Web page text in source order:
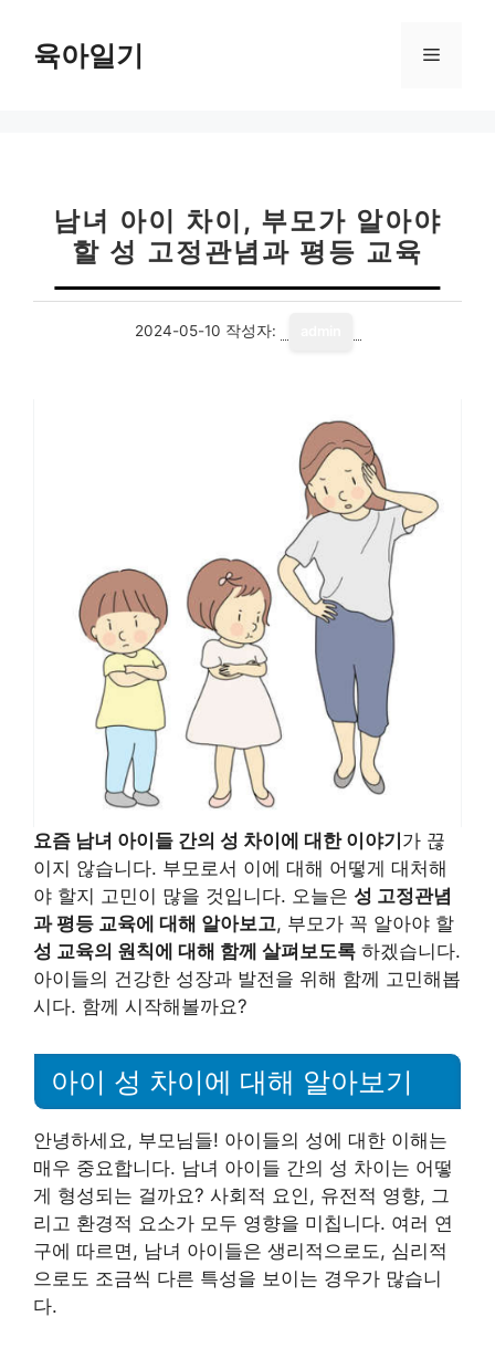
육아일기 메
남녀 아이 차이, 부모가 알아야
할 성 고정관념과 평등 교육
2024-05-10 작성자:
요즘 남녀 아이들 간의 성 차이에 대한 이야기 가 끊
이지 않습니다. 부모로서 이에 대해 어떻게 대처해
야 할지 고민이 많을 것입니다. 오늘은 성 고정관념
과 평등 교육에 대해 알아보고, 부모가 꼭 알아야 할
성 교육의 원칙에 대해 함께 살펴보도록 하겠습니다.
아이들의 건강한 성장과 발전을 위해 함께 고민해봅
시다. 함께 시작해볼까요?
아이 성 차이에 대해 알아보기
안녕하세요, 부모님들! 아이들의 성에 대한 이해는
매우 중요합니다. 남녀 아이들 간의 성 차이는 어떻
게 형성되는 걸까요? 사회적 요인, 유전적 영향, 그
리고 환경적 요소가 모두 영향을 미칩니다. 여러 연
구에 따르면, 남녀 아이들은 생리적으로도, 심리적
으로도 조금씩 다른 특성을 보이는 경우가 많습니
다.